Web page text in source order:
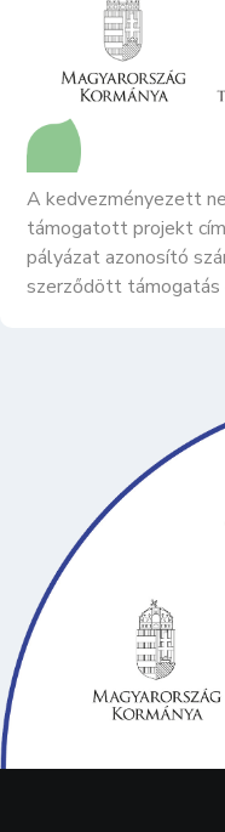
A kedvezményezett
támogatott projekt
pályázat azonosító
szerződött támogatás